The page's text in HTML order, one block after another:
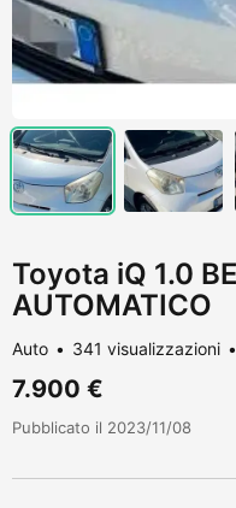
Toyota iQ 1.0
AUTOMATICO
Auto 341 visualizzazioni
7.900 €
Pubblicato il 2023/11/08